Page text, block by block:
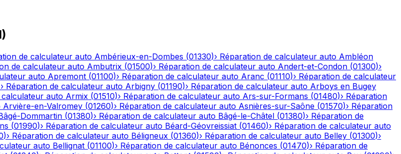
)
de calculateur auto Ambérieux-en-Dombes (01330)› Réparation de calculateur auto Ambléon
de calculateur auto Ambutrix (01500)› Réparation de calculateur auto Andert-et-Condon (01300)›
auto Apremont (01100)› Réparation de calculateur auto Aranc (01110)› Réparation de calculateur
› Réparation de calculateur auto Arbigny (01190)› Réparation de calculateur auto Arboys en Bugey
auto Armix (01510)› Réparation de calculateur auto Ars-sur-Formans (01480)› Réparation
Arvière-en-Valromey (01260)› Réparation de calculateur auto Asnières-sur-Saône (01570)› Réparation
Dommartin (01380)› Réparation de calculateur auto Bâgé-le-Châtel (01380)› Réparation de
(01990)› Réparation de calculateur auto Béard-Géovreissiat (01460)› Réparation de calculateur auto
)› Réparation de calculateur auto Béligneux (01360)› Réparation de calculateur auto Belley (01300)›
auto Bellignat (01100)› Réparation de calculateur auto Bénonces (01470)› Réparation de